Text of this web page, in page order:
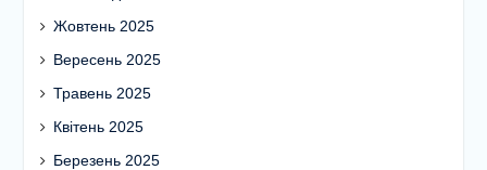
Жовтень 2025
Вересень 2025
Травень 2025
Квітень 2025
Березень 2025